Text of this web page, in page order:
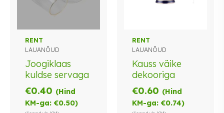
RENT
LAUANÕUD
Joogiklaas
kuldse servaga
€0.40 (Hind
KM-ga:€0.50)
RENT
LAUANÕUD
Kauss väike
dekooriga
€0.60 (Hind
KM-ga:€0.74)